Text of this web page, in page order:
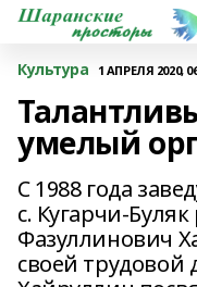
Культура 1 АПРЕЛЯ 2020,
умелый
С 1988 года
с. Кугарчи-
Фазуллинович
своей трудовой